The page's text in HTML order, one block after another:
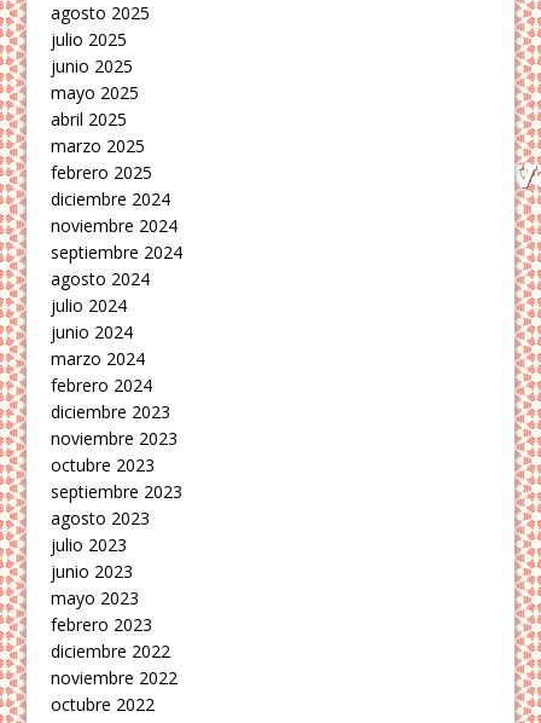
agosto 2025
julio 2025
junio 2025
mayo 2025
abril 2025
marzo 2025
febrero 2025
diciembre 2024
noviembre 2024
septiembre 2024
agosto 2024
julio 2024
junio 2024
marzo 2024
febrero 2024
diciembre 2023
noviembre 2023
octubre 2023
septiembre 2023
agosto 2023
julio 2023
junio 2023
mayo 2023
febrero 2023
diciembre 2022
noviembre 2022
octubre 2022